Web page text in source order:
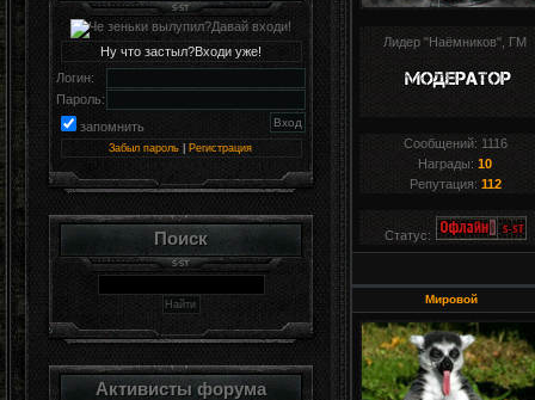
Ну что застыл?Входи уже!
Логин:
Пароль:
запомнить
Забыл пароль Регистрация
Поиск
Активисты форума
Лидер "Наёмников", ГМ
Сообщений: 1116
Награды:10
Репутация: 112
Статус:
Мировой